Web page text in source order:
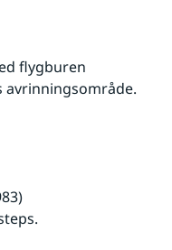
flygburen
avrinningsområde.